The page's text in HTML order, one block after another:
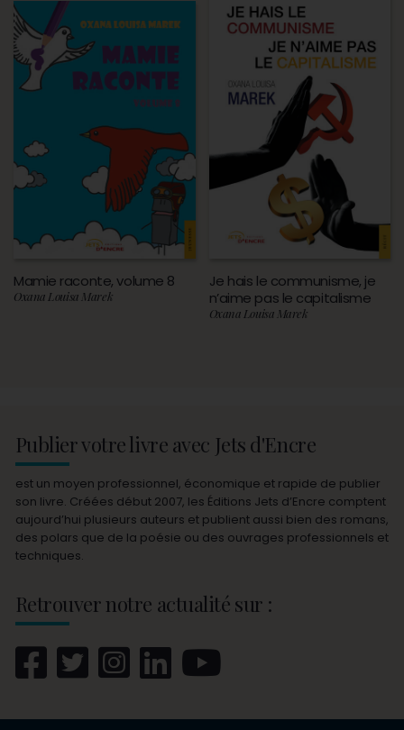
Mamie raconte, volume 8
Oxana Louisa Marek
Je hais le communisme, je
n’aime pas le capitalisme
Oxana Louisa Marek
Publier votre livre avec Jets d'Encre
est un moyen professionnel, économique et rapide de publier
son livre. Créées début 2007, les Éditions Jets d’Encre comptent
aujourd’hui plusieurs auteurs et publient aussi bien des romans,
des polars que de la poésie ou des ouvrages professionnels et
techniques.
Retrouver notre actualité sur :